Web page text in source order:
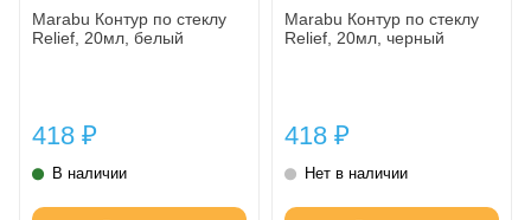
Marabu Контур по стеклу
Relief, 20мл, белый
418 ₽
В наличии
Marabu Контур по стеклу
Relief, 20мл, черный
418 ₽
Нет в наличии